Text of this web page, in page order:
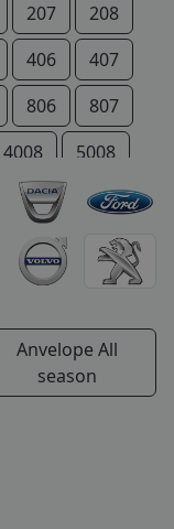
207
208
406
407
806
807
4008
5008
Expert
Rifter
Anvelope All
season